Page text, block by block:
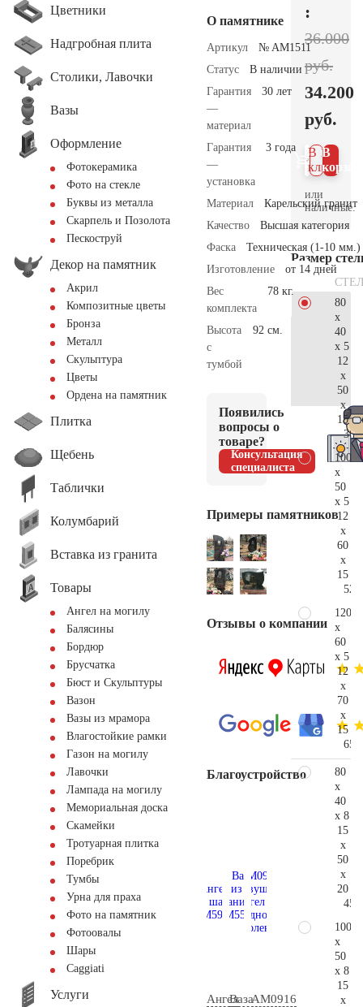
Цветники
Надгробная плита
Столики, Лавочки
Вазы
Оформление
Фотокерамика
Фото на стекле
Буквы из металла
Скарпель и Позолота
Пескоструй
Декор на памятник
Акрил
Композитные цветы
Бронза
Металл
Скульптура
Цветы
Ордена на памятник
Плитка
Щебень
Таблички
Колумбарий
Вставка из гранита
Товары
Ангел на могилу
Балясины
Бордюр
Брусчатка
Бюст и Скульптуры
Вазон
Вазы из мрамора
Влагостойкие рамки
Газон на могилу
Лавочки
Лампада на могилу
Мемориальная доска
Скамейки
Тротуарная плитка
Поребрик
Тумбы
Урна для праха
Фото на памятник
Фотоовалы
Шары
Сaggiati
Услуги
О памятнике
Артикул
№ AM1511
Статус
В наличии
Гарантия
—
материал
30 лет
Гарантия
—
установка
3 года
Материал
Карельский гранит
Качество
Высшая категория
Фаска
Техническая (1-10 мм.)
Изготовление
от 14 дней
Вес
комплекта
78 кг.
Высота
с
тумбой
92 см.
Появились
вопросы о
товаре?
Консультация
специалиста
Примеры памятников
Отзывы о компании
Благоустройство
АнгелВазаAM0916
:
36.000
руб.
34.200
руб.
В
В 1
клик
или
наличные.
Размер
80
x
40
x 5
12
x
50
x
15
100
x
50
x 5
12
x
60
x
15
120
x
60
x 5
12
x
70
x
15
80
x
40
x 8
15
x
50
x
20
100
x
50
x 8
15
x